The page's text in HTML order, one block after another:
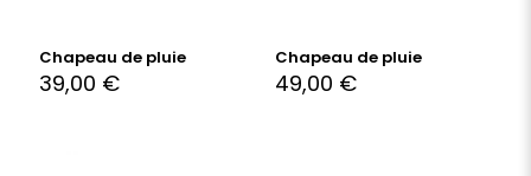
Chapeau de pluie
39,00 €
Chapeau de pluie
49,00 €